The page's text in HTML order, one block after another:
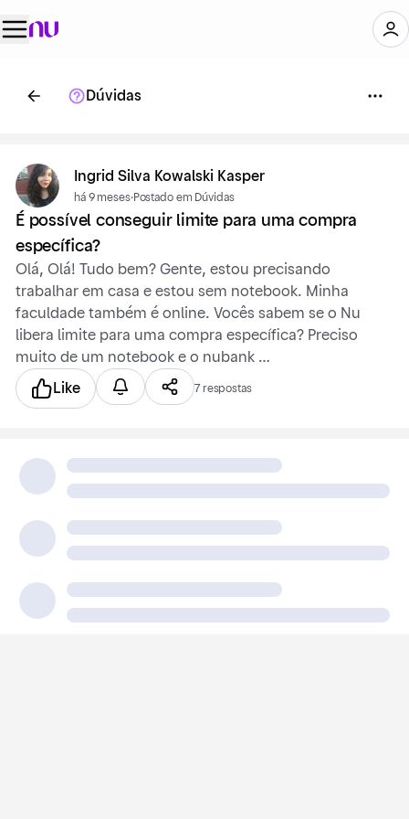
Dúvidas
Ingrid Silva Kowalski Kasper
há 9 meses·Postado em Dúvidas
É possível conseguir limite para uma compra
específica?
Olá, Olá! Tudo bem? Gente, estou precisando
trabalhar em casa e estou sem notebook. Minha
faculdade também é online. Vocês sabem se o Nu
libera limite para uma compra específica? Preciso
muito de um notebook e o nubank …
Like 7 respostas